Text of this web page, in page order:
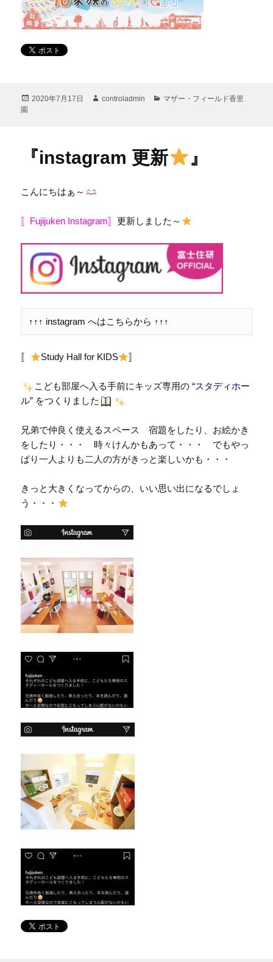
投
2020年7月17日
作
controladmin
カ
マザー・フィールド香里
園
『instagram 更新 』
こんにちはぁ～
〚Fujijuken Instagram〛更新しました～
↑↑↑ instagram へはこちらから ↑↑↑
〚 Study Hall for KIDS 〛
こども部屋へ入る手前にキッズ専用の“スタディホー
ル” をつくりました
兄弟で仲良く使えるスペース 宿題をしたり、お絵かき
をしたり・・・ 時々けんかもあって・・・ でもやっ
ぱり一人よりも二人の方がきっと楽しいかも・・・
きっと大きくなってからの、いい思い出になるでしょ
う・・・